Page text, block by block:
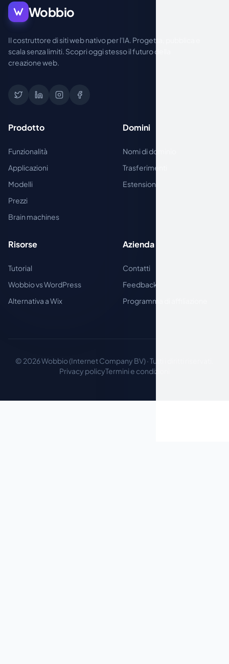
Wobbio
Il costruttore di siti web nativo per l'IA. Progetta, pubblica e
scala senza limiti. Scopri oggi stesso il futuro della
creazione web.
Prodotto
Funzionalità
Applicazioni
Modelli
Prezzi
Brain machines
Domini
Nomi di dominio
Trasferimenti
Estensioni
Risorse
Tutorial
Wobbio vs WordPress
Alternativa a Wix
Azienda
Contatti
Feedback
Programma di affiliazione
© 2026 Wobbio (Internet Company BV) · Tutti i diritti riservati.
Privacy policyTermini e condizioni